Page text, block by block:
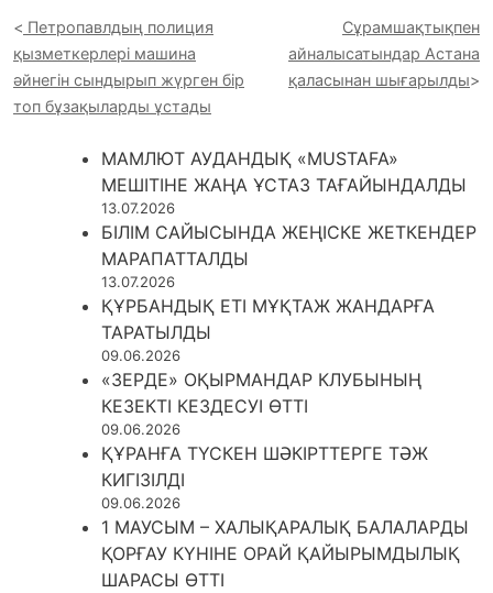
Петропавлдың полиция
қызметкерлері машина
әйнегін сындырып жүрген бір
топ бұзақыларды ұстады
Cұрамшақтықпен
айналысатындар Астана
қаласынан шығарылды
МАМЛЮТ АУДАНДЫҚ «MUSTAFA»
МЕШІТІНЕ ЖАҢА ҰСТАЗ ТАҒАЙЫНДАЛДЫ
13.07.2026
БІЛІМ САЙЫСЫНДА ЖЕҢІСКЕ ЖЕТКЕНДЕР
МАРАПАТТАЛДЫ
13.07.2026
ҚҰРБАНДЫҚ ЕТІ МҰҚТАЖ ЖАНДАРҒА
ТАРАТЫЛДЫ
09.06.2026
«ЗЕРДЕ» ОҚЫРМАНДАР КЛУБЫНЫҢ
КЕЗЕКТІ КЕЗДЕСУІ ӨТТІ
09.06.2026
ҚҰРАНҒА ТҮСКЕН ШӘКІРТТЕРГЕ ТӘЖ
КИГІЗІЛДІ
09.06.2026
1 МАУСЫМ – ХАЛЫҚАРАЛЫҚ БАЛАЛАРДЫ
ҚОРҒАУ КҮНІНЕ ОРАЙ ҚАЙЫРЫМДЫЛЫҚ
ШАРАСЫ ӨТТІ